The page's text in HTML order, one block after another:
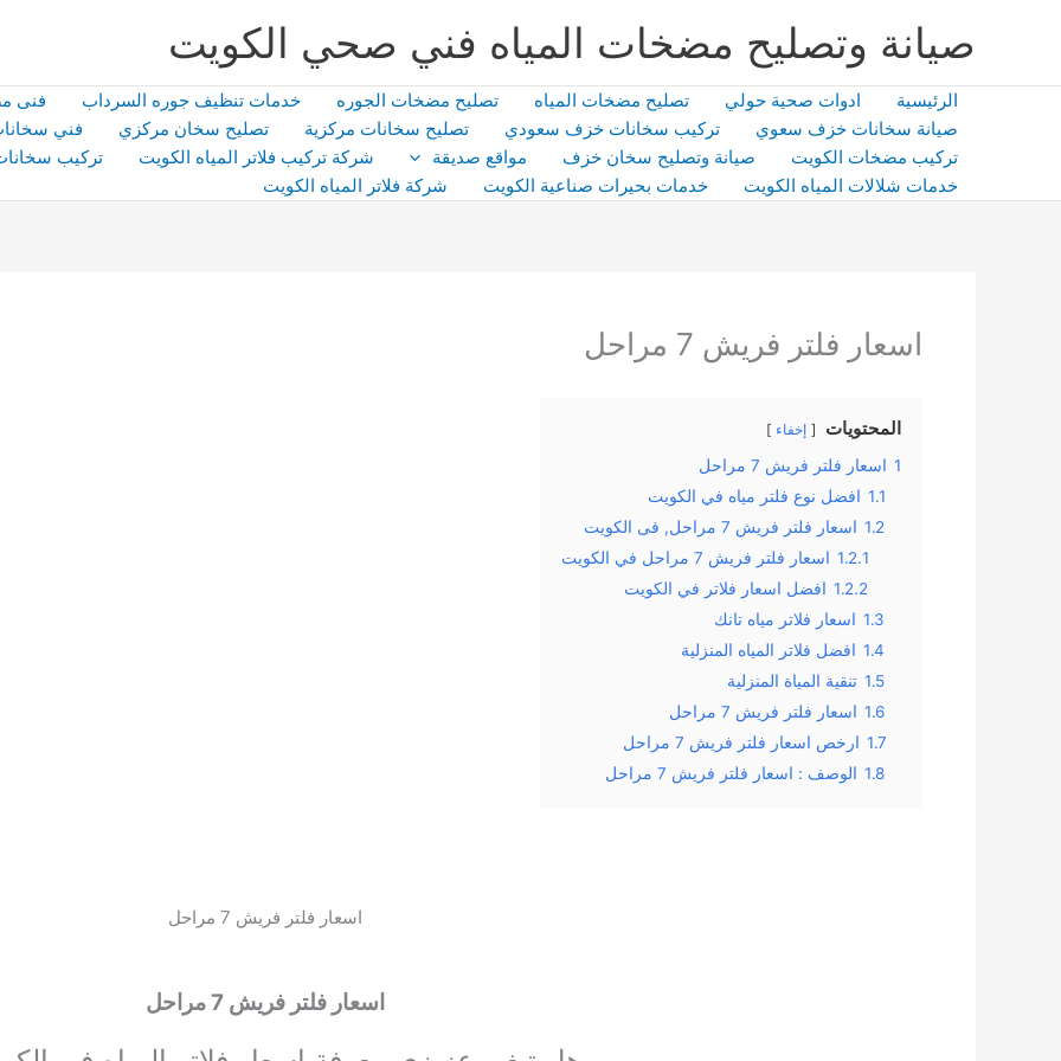
صيانة وتصليح مضخات المياه فني صحي الكويت
الرئيسية ادوات صحية حولي تصليح مضخات المياه تصليح مضخات الجوره خدمات تنظيف جوره السرداب
فنى
صيانة سخانات خزف سعوي
تركيب سخانات خزف سعودي تصليح سخانات مركزية تصليح سخان مركزي
فني
تركيب مضخات الكويت
صيانة وتصليح سخان خزف مواقع صديقة شركة تركيب فلاتر المياه الكويت
تركيب
خدمات شلالات المياه الكويت
خدمات بحيرات صناعية الكويت شركة فلاتر المياه الكويت
اسعار فلتر فريش 7 مراحل
المحتويات إخفاء
1 اسعار فلتر فريش 7 مراحل
1.1 افضل نوع فلتر مياه في الكويت
1.2 اسعار فلتر فريش 7 مراحل, فى الكويت
1.2.1 اسعار فلتر فريش 7 مراحل في الكويت
1.2.2 افضل اسعار فلاتر في الكويت
1.3 اسعار فلاتر مياه تانك
1.4 افضل فلاتر المياه المنزلية
1.5 تنقية المياة المنزلية
1.6 اسعار فلتر فريش 7 مراحل
1.7 ارخص اسعار فلتر فريش 7 مراحل
1.8 الوصف : اسعار فلتر فريش 7 مراحل
اسعار فلتر فريش 7 مراحل
اسعار فلتر فريش 7 مراحل